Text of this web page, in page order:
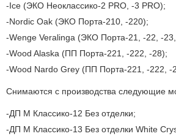
Ice (ЭКО Неоклассико-2 PRO, -3 PRO);
Nordic Oak (ЭКО Порта-210, -220);
Wenge Veralinga (ЭКО Порта-21, -22, -
Wood Alaska (ПП Порта-221, -222, -28);
Wood Nardo Grey (ПП Порта-221, -222, -
Снимаются с производства следующие
ДП М Классико-12 Без отделки;
ДП М Классико-13 Без отделки White